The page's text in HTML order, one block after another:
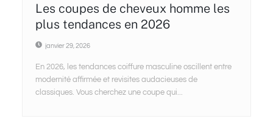
Les coupes de cheveux homme les
plus tendances en 2026
janvier 29, 2026
En 2026, les tendances coiffure masculine oscillent entre
modernité affirmée et revisites audacieuses de
classiques. Vous cherchez une coupe qui...